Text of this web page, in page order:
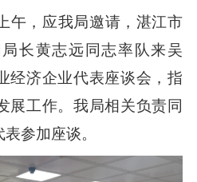
，应我局邀请，湛江市
长黄志远同志率队来吴
经济企业代表座谈会，指
展工作。我局相关负责同
参加座谈。